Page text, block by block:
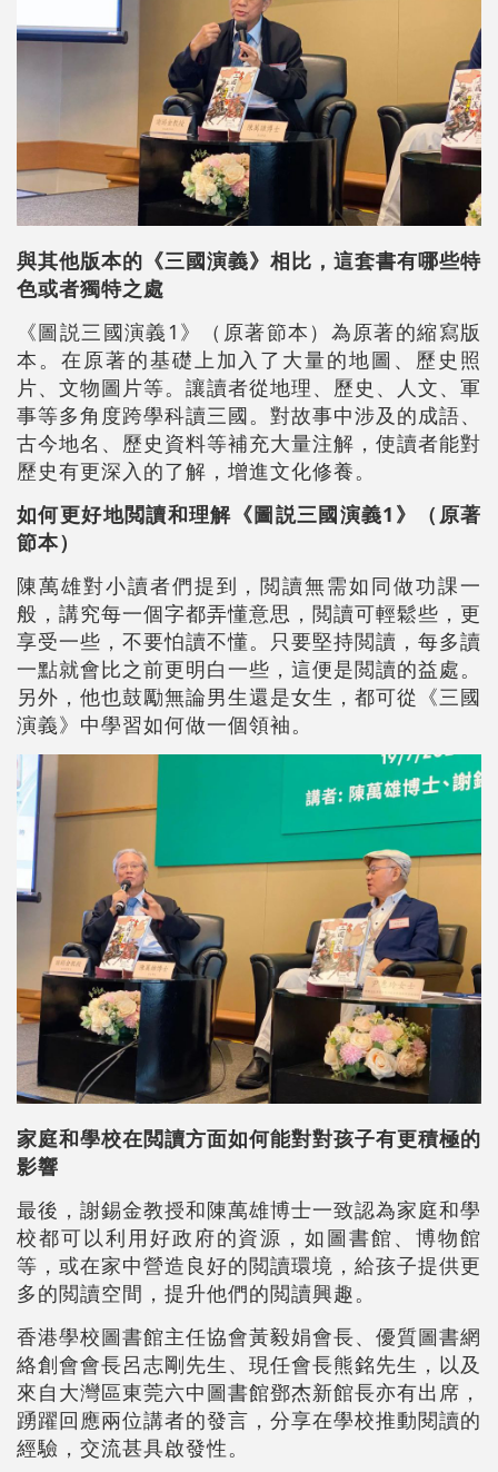
與其他版本的《三國演義》相比，這套書有哪些特
色或者獨特之處
《圖説三國演義1》（原著節本）為原著的縮寫版
本。在原著的基礎上加入了大量的地圖、歷史照
片、文物圖片等。讓讀者從地理、歷史、人文、軍
事等多角度跨學科讀三國。對故事中涉及的成語、
古今地名、歷史資料等補充大量注解，使讀者能對
歷史有更深入的了解，增進文化修養。
如何更好地閲讀和理解《圖説三國演義1 》（原著
節本）
陳萬雄對小讀者們提到，閲讀無需如同做功課一
般，講究每一個字都弄懂意思，閲讀可輕鬆些，更
享受一些，不要怕讀不懂。只要堅持閲讀，每多讀
一點就會比之前更明白一些，這便是閲讀的益處。
另外，他也鼓勵無論男生還是女生，都可從《三國
演義》中學習如何做一個領袖。
家庭和學校在閲讀方面如何能對對孩子有更積極的
影響
最後，謝錫金教授和陳萬雄博士一致認為家庭和學
校都可以利用好政府的資源，如圖書館、博物館
等，或在家中營造良好的閲讀環境，給孩子提供更
多的閲讀空間，提升他們的閲讀興趣。
香港學校圖書館主任協會黃毅娟會長、優質圖書網
絡創會會長呂志剛先生、現任會長熊銘先生，以及
來自大灣區東莞六中圖書館鄧杰新館長亦有出席，
踴躍回應兩位講者的發言，分享在學校推動閱讀的
經驗，交流甚具啟發性。